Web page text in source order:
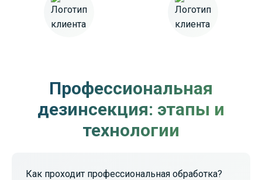
Профессиональная
дезинсекция: этапы и
технологии
Как проходит профессиональная обработка?